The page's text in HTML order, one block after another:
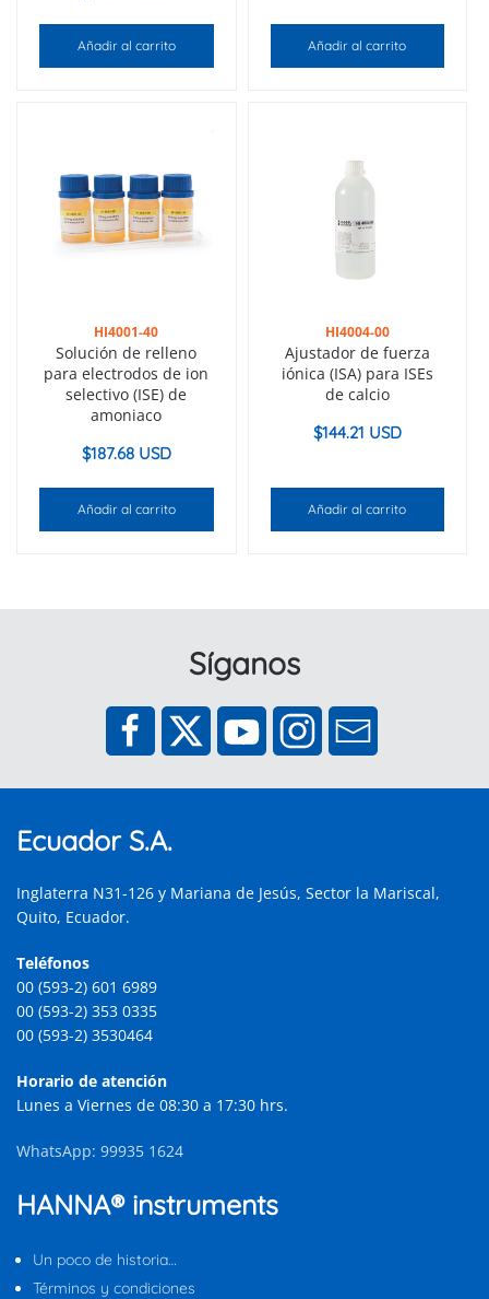
Añadir al carrito Añadir al carrito
HI4001-40
Solución de relleno
para electrodos de ion
selectivo (ISE) de
amoniaco
$187.68 USD
Añadir al carrito
HI4004-00
Ajustador de fuerza
iónica (ISA) para ISEs
de calcio
$144.21 USD
Añadir al carrito
Síganos
Ecuador S.A.
Inglaterra N31-126 y Mariana de Jesús, Sector la Mariscal,
Quito, Ecuador.
Teléfonos
00 (593-2) 601 6989
00 (593-2) 353 0335
00 (593-2) 3530464
Horario de atención
Lunes a Viernes de 08:30 a 17:30 hrs.
WhatsApp: 99935 1624
HANNA® instruments
Un poco de historia…
Términos y condiciones